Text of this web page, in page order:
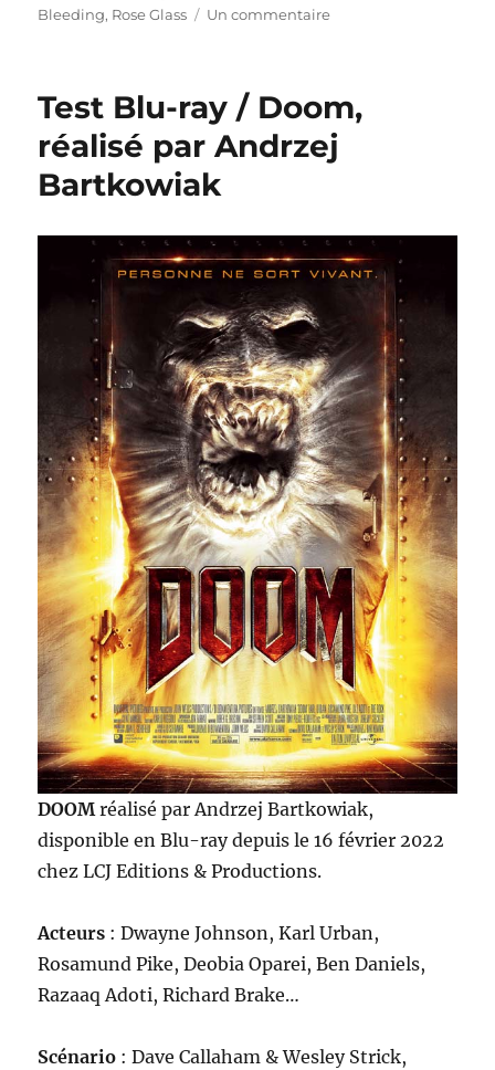
Bleeding, Rose Glass Un commentairesur
/
Love
Rose
Glass
Test Blu-ray / Doom,
réalisé par Andrzej
Bartkowiak
DOOMréalisé par Andrzej Bartkowiak,
disponible en Blu-ray depuis le 16 février 2022
chez LCJ Editions & Productions.
Acteurs : Dwayne Johnson, Karl Urban,
Rosamund Pike, Deobia Oparei, Ben Daniels,
Razaaq Adoti, Richard Brake…
Scénario : Dave Callaham & Wesley Strick,